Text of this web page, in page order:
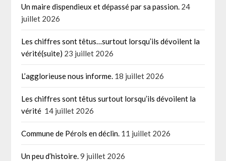
Un maire dispendieux et dépassé par sa passion. 24
juillet 2026
Les chiffres sont têtus…surtout lorsqu’ils dévoilent la
vérité(suite) 23 juillet 2026
L’agglorieuse nous informe. 18 juillet 2026
Les chiffres sont têtus surtout lorsqu’ils dévoilent la
vérité 14 juillet 2026
Commune de Pérols en déclin. 11 juillet 2026
Un peu d’histoire.9 juillet 2026